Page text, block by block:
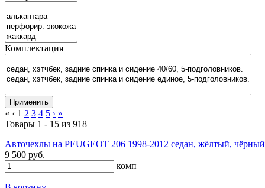
Комплектация
« ‹ 1 2 3 4 5 › »
Товары 1 - 15 из 918
Авточехлы на PEUGEOT 206 1998-2012 седан, жёлтый,
9 500 руб.
комп